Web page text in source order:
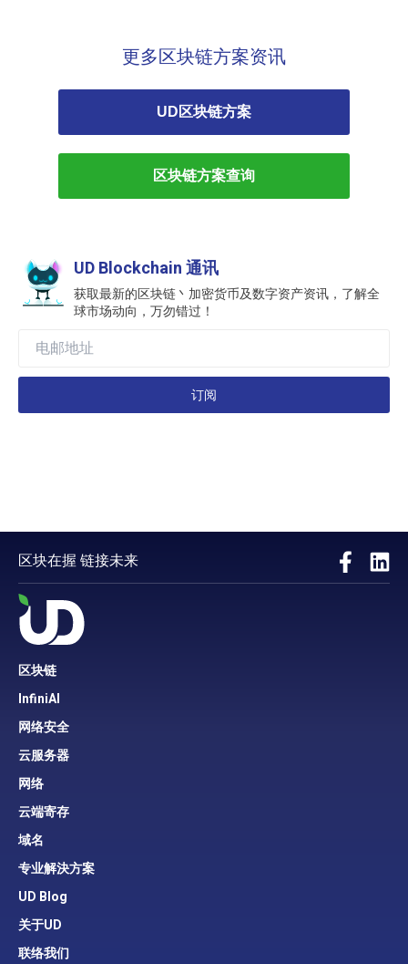
更多区块链方案资讯
UD区块链方案
区块链方案查询
UD Blockchain 通讯
获取最新的区块链丶加密货币及数字资产资讯，了解全
球市场动向，万勿错过！
订阅
区块在握 链接未来
区块链
InfiniAI
网络安全
云服务器
网络
云端寄存
域名
专业解決方案
UD Blog
关于UD
联络我们